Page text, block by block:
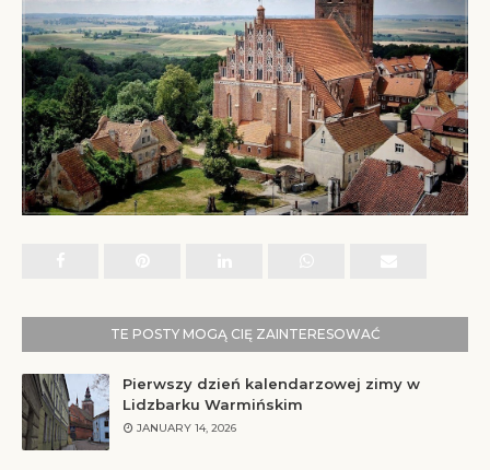
TE POSTY MOGĄ CIĘ ZAINTERESOWAĆ
Pierwszy dzień kalendarzowej zimy w
Lidzbarku Warmińskim
JANUARY 14, 2026